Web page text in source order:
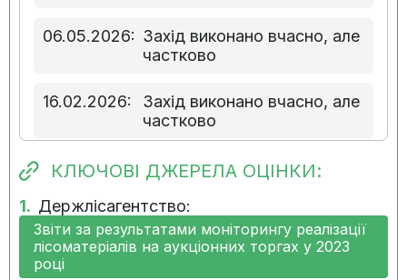
06.05.2026: Захід виконано вчасно, але
частково
16.02.2026:
Захід виконано вчасно, але
частково
06.11.2025:
Прогрес виконання заходу
наявний
28.07.2025: Прогрес виконання заходу
наявний
КЛЮЧОВІ ДЖЕРЕЛА ОЦІНКИ:
1. Держлісагентство:
Звіти за результатами моніторингу реалізації
лісоматеріалів на аукціонних торгах у 2023
році